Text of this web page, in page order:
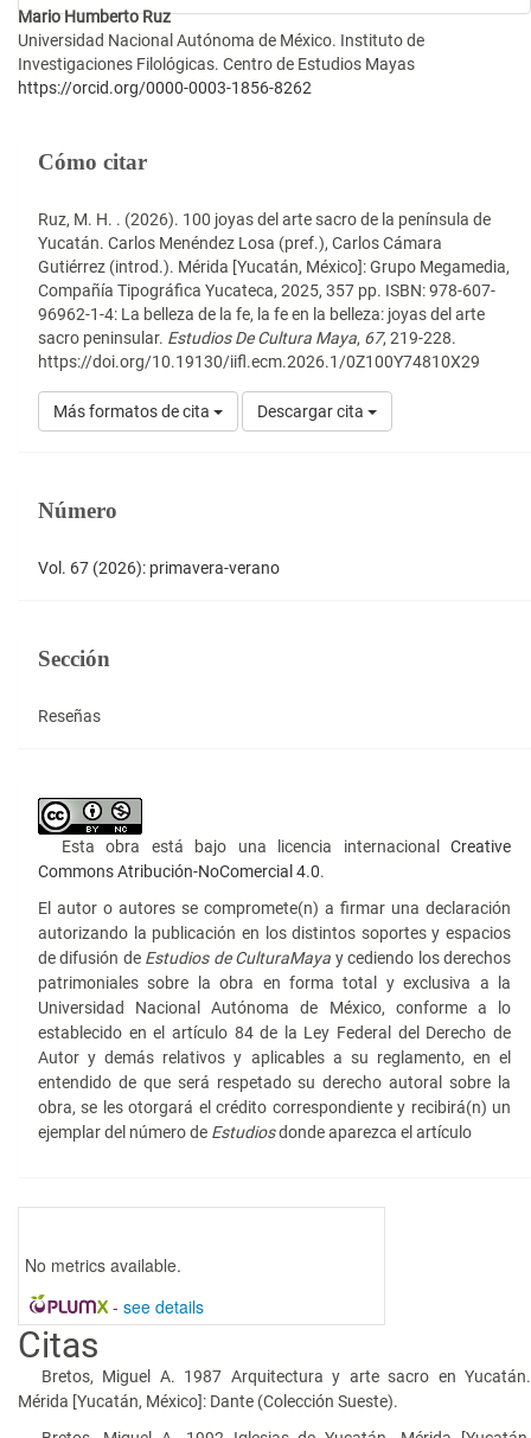
Contenido
principal
del
Mario Humberto Ruz
Universidad Nacional Autónoma de México. Instituto de
Investigaciones Filológicas. Centro de Estudios Mayas
https://orcid.org/0000-0003-1856-8262
Detalles
artículo
Cómo citar
Ruz, M. H. . (2026). 100 joyas del arte sacro de la península de
Yucatán. Carlos Menéndez Losa (pref.), Carlos Cámara
Gutiérrez (introd.). Mérida [Yucatán, México]: Grupo Megamedia,
Compañía Tipográfica Yucateca, 2025, 357 pp. ISBN: 978-607-
96962-1-4: La belleza de la fe, la fe en la belleza: joyas del arte
sacro peninsular. Estudios De Cultura Maya, 67, 219-228.
https://doi.org/10.19130/iifl.ecm.2026.1/0Z100Y74810X29
Más formatos de cita Descargar cita
Número
Vol. 67 (2026): primavera-verano
Sección
Reseñas
Esta obra está bajo una licencia internacional Creative
Commons Atribución-NoComercial 4.0.
El autor o autores se compromete(n) a firmar una declaración
autorizando la publicación en los distintos soportes y espacios
de difusión de Estudios de CulturaMaya y cediendo los derechos
patrimoniales sobre la obra en forma total y exclusiva a la
Universidad Nacional Autónoma de México, conforme a lo
establecido en el artículo 84 de la Ley Federal del Derecho de
Autor y demás relativos y aplicables a su reglamento, en el
entendido de que será respetado su derecho autoral sobre la
obra, se les otorgará el crédito correspondiente y recibirá(n) un
ejemplar del número de Estudiosdonde aparezca el artículo
No metrics available.
- see details
Citas
Bretos, Miguel A. 1987 Arquitectura y arte sacro en Yucatán.
Mérida [Yucatán, México]: Dante (Colección Sueste).